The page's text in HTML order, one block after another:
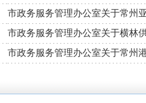
市政务服务管理办公室关于常州
市政务服务管理办公室关于横林
市政务服务管理办公室关于常州